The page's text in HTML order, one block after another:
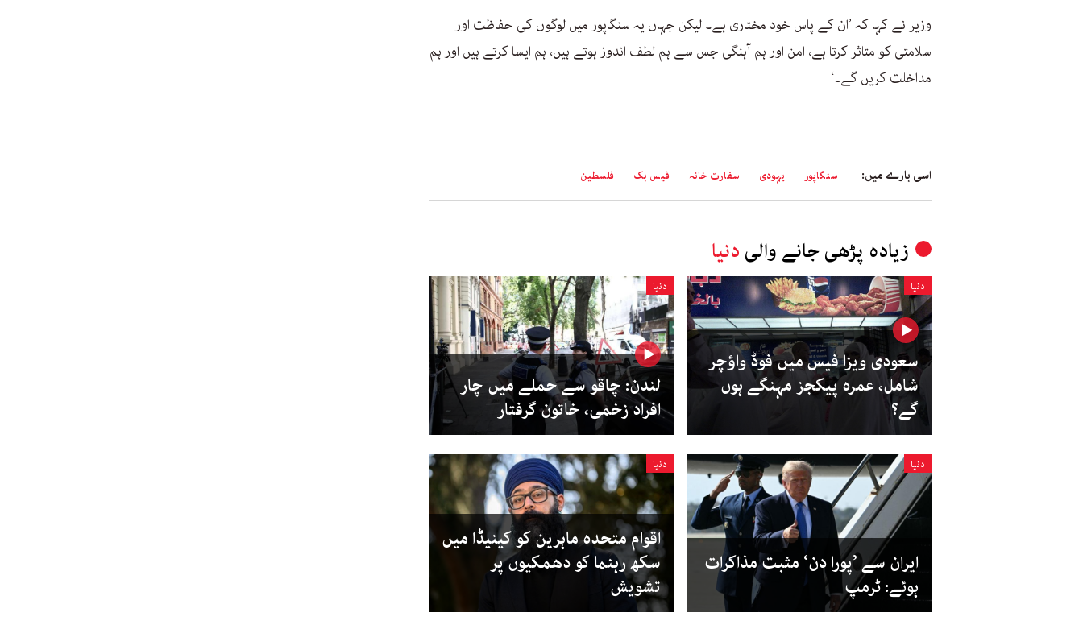
وزیر نے کہا کہ ’ان کے پاس خود مختاری ہے۔ لیکن جہاں یہ سنگاپور میں لوگوں کی حفاظت اور
سلامتی کو متاثر کرتا ہے، امن اور ہم آہنگی جس سے ہم لطف اندوز ہوتے ہیں، ہم ایسا کرتے ہیں اور ہم
مداخلت کریں گے۔‘
اسی بارے میں: سنگاپور یہودی سفارت خانہ فیس بک فلسطین
زیادہ پڑھی جانے والی دنیا
دنیا
سعودی ویزا فیس میں فوڈ واؤچر
شامل، عمرہ پیکجز مہنگے ہوں
گے؟
دنیا
لندن: چاقو سے حملے میں چار
افراد زخمی، خاتون گرفتار
دنیا
ایران سے ’پورا دن‘ مثبت مذاکرات
ہوئے: ٹرمپ
دنیا
اقوام متحدہ ماہرین کو کینیڈا میں
سکھ رہنما کو دھمکیوں پر
تشویش